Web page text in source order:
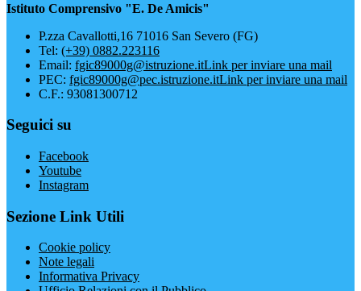
Istituto Comprensivo "E. De Amicis"
P.zza Cavallotti,16 71016 San Severo (FG)
Tel: (+39) 0882.223116
Email: fgic89000g@istruzione.itLink per inviare una mail
PEC: fgic89000g@pec.istruzione.itLink per inviare una mail
C.F.: 93081300712
Seguici su
Facebook
Youtube
Instagram
Sezione Link Utili
Cookie policy
Note legali
Informativa Privacy